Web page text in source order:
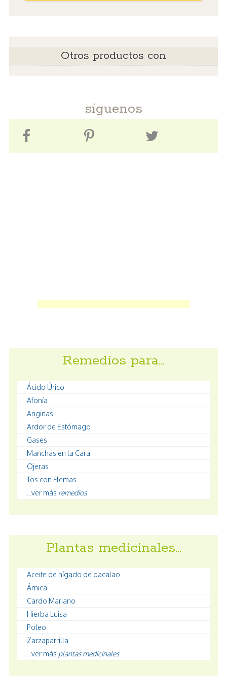
Otros productos con
síguenos
Remedios para…
Ácido Úrico
Afonía
Anginas
Ardor de Estómago
Gases
Manchas en la Cara
Ojeras
Tos con Flemas
...ver más remedios
Plantas medicinales…
Aceite de hígado de bacalao
Árnica
Cardo Mariano
Hierba Luisa
Poleo
Zarzaparrilla
...ver más plantas medicinales